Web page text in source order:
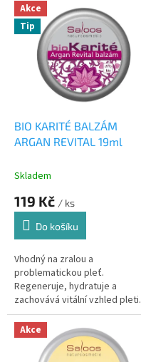
p
Akce
Tip
BIO KARITÉ BALZÁM
ARGAN REVITAL 19ml
Skladem
119 Kč / ks
Do košíku
Vhodný na zralou a
problematickou pleť.
Regeneruje, hydratuje a
zachovává vitální vzhled pleti.
Reguluje výskyt vrásek
Akce